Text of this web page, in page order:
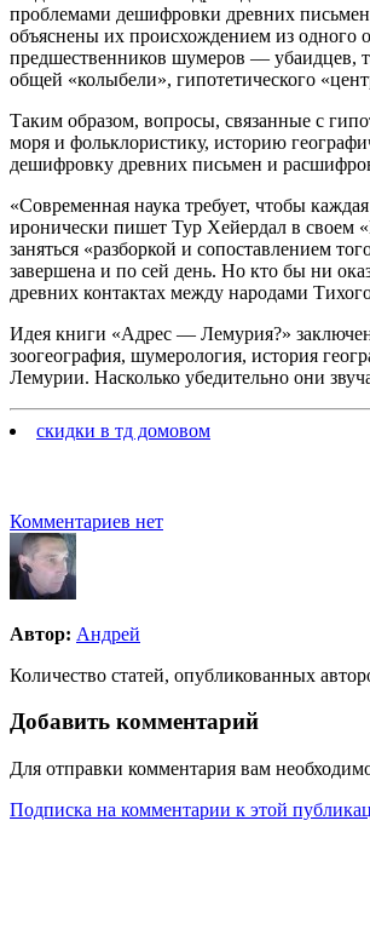
проблемами дешифровки древних
объяснены их происхождением из одного
предшественников шумеров — убаидцев,
общей «колыбели», гипотетического
Таким образом, вопросы, связанные с
моря и фольклористику, историю
дешифровку древних письмен и
«Современная наука требует, чтобы
иронически пишет Тур Хейердал в своем
заняться «разборкой и сопоставлением
завершена и по сей день. Но кто бы ни
древних контактах между народами
Идея книги «Адрес — Лемурия?»
зоогеография, шумерология, история
Лемурии. Насколько убедительно они
скидки в тд домовом
Комментариев нет
Автор: Андрей
Количество статей, опубликованных
Добавить комментарий
Для отправки комментария вам
Подписка на комментарии к этой